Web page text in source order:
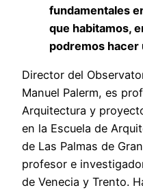
fundamentales
que habitamos,
podremos hacer
Director del
Manuel Palerm, es
Arquitectura y
en la Escuela de
de Las Palmas de
profesor e
de Venecia y Trento.